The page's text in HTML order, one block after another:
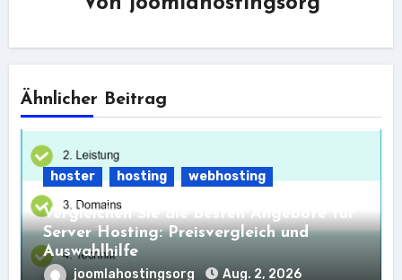
Ähnlicher Beitrag
hoster hosting webhosting
Vergleichen Sie die besten Angebote für
Server Hosting: Preisvergleich und
Auswahlhilfe
joomlahostingsorg Aug. 2, 2026